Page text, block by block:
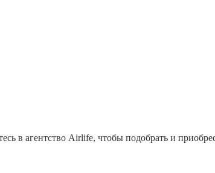
в агентство Airlife, чтобы подобрать и